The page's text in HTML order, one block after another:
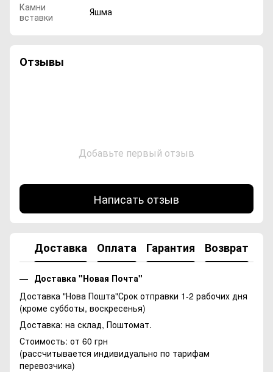
Камни
вставки
Яшма
Отзывы
Добавьте первый отзыв
Написать отзыв
Доставка Оплата Гарантия Возврат
Доставка "Новая Почта"
Доставка "Нова Пошта"Срок отправки 1-2 рабочих дня
(кроме субботы, воскресенья)
Доставка: на склад, Поштомат.
Стоимость: от 60 грн
(рассчитывается индивидуально по тарифам
перевозчика)